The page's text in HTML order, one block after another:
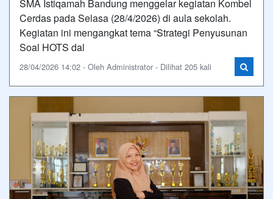
SMA Istiqamah Bandung menggelar kegiatan Kombel
Cerdas pada Selasa (28/4/2026) di aula sekolah.
Kegiatan ini mengangkat tema “Strategi Penyusunan
Soal HOTS dal
28/04/2026 14:02 - Oleh Administrator - Dilihat 205 kali